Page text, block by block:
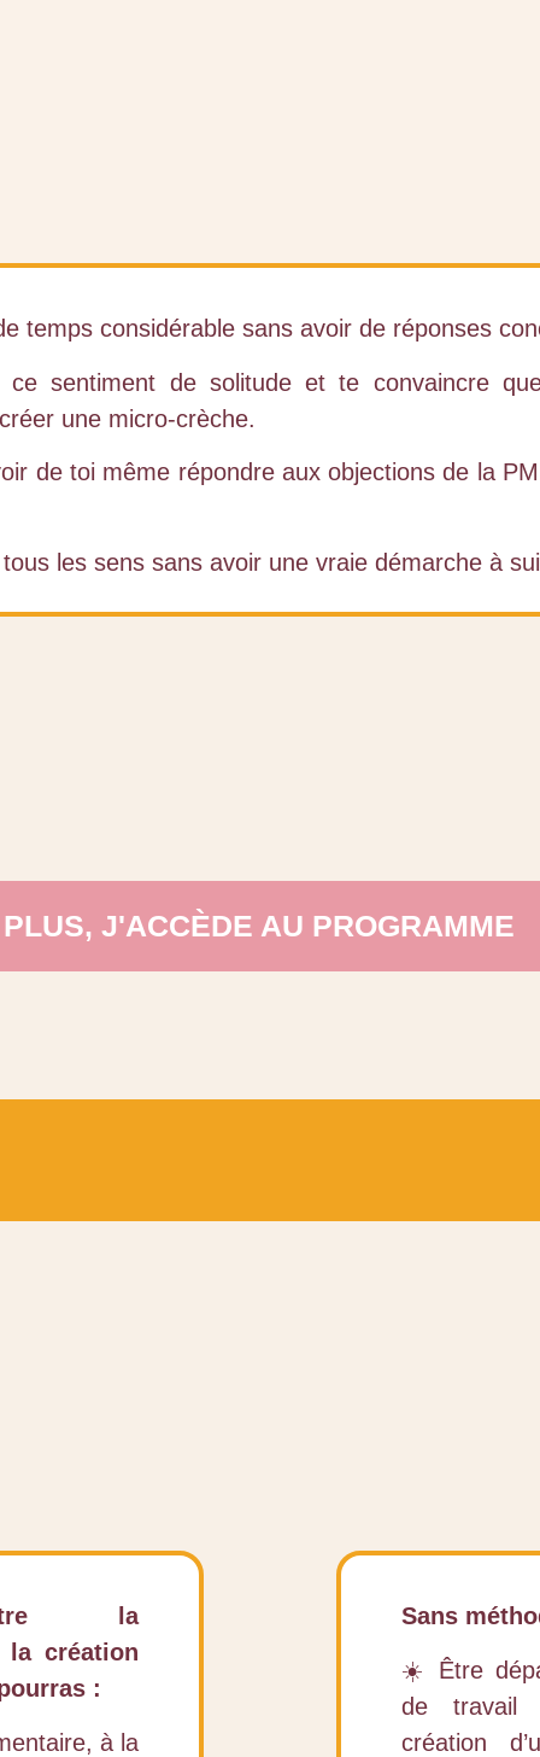
temps considérable sans avoir de réponses
ce sentiment de solitude et te convaincre
une micro-crèche.
de toi même répondre aux objections de la
les sens sans avoir une vraie démarche à
J'ACCÈDE AU PROGRAMME
la
la création
:
à la
Sans
☀️ Être
de travail
création